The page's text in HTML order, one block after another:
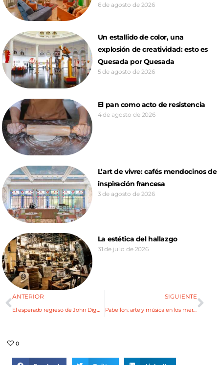
6 de agosto de 2026
Un estallido de color, una
explosión de creatividad: esto es
Quesada por Quesada
5 de agosto de 2026
El pan como acto de resistencia
4 de agosto de 2026
L’art de vivre: cafés mendocinos de
inspiración francesa
3 de agosto de 2026
La estética del hallazgo
31 de julio de 2026
ANTERIOR
El esperado regreso de John Digweed a Mendoza
SIGUIENTE
Pabellón: arte y música en los mercados gastronómicos de Planta Uno
0